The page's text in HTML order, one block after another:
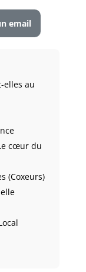
email
elles au
cœur du
(Coxeurs)